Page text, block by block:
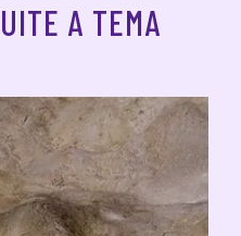
A TEMA